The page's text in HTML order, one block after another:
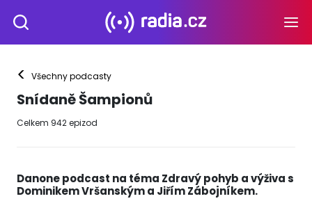
< Všechny podcasty
Snídaně Šampionů
Celkem 942epizod
Danone podcast na téma Zdravý pohyb a výživa s
Dominikem Vršanským a Jiřím Zábojníkem.